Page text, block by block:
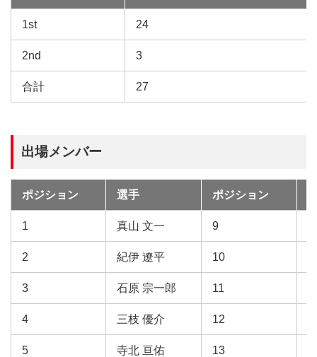
1st 24
2nd 3
合計 27
出場メンバー
ポジション 選手 ポジション
1 真山 文一 9
2 紀伊 遼平 10
3 石原 宗一郎 11
4 三枝 優介 12
5 寺北 亘佑 13